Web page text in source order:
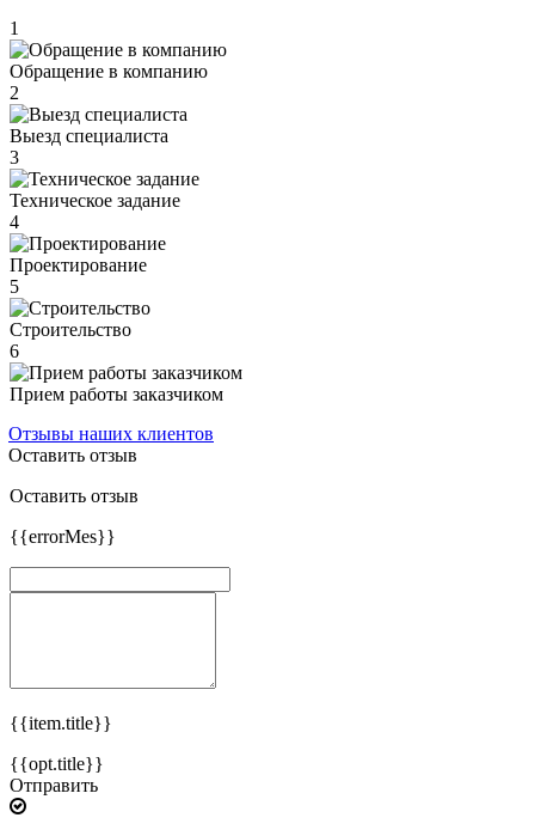
1
Обращение в компанию
2
Выезд специалиста
3
Техническое задание
4
Проектирование
5
Строительство
6
Прием работы заказчиком
Отзывы наших клиентов
Оставить отзыв
Оставить отзыв
{{errorMes}}
{{item.title}}
{{opt.title}}
Отправить